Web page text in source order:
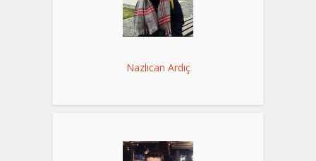
Nazlıcan Ardıç